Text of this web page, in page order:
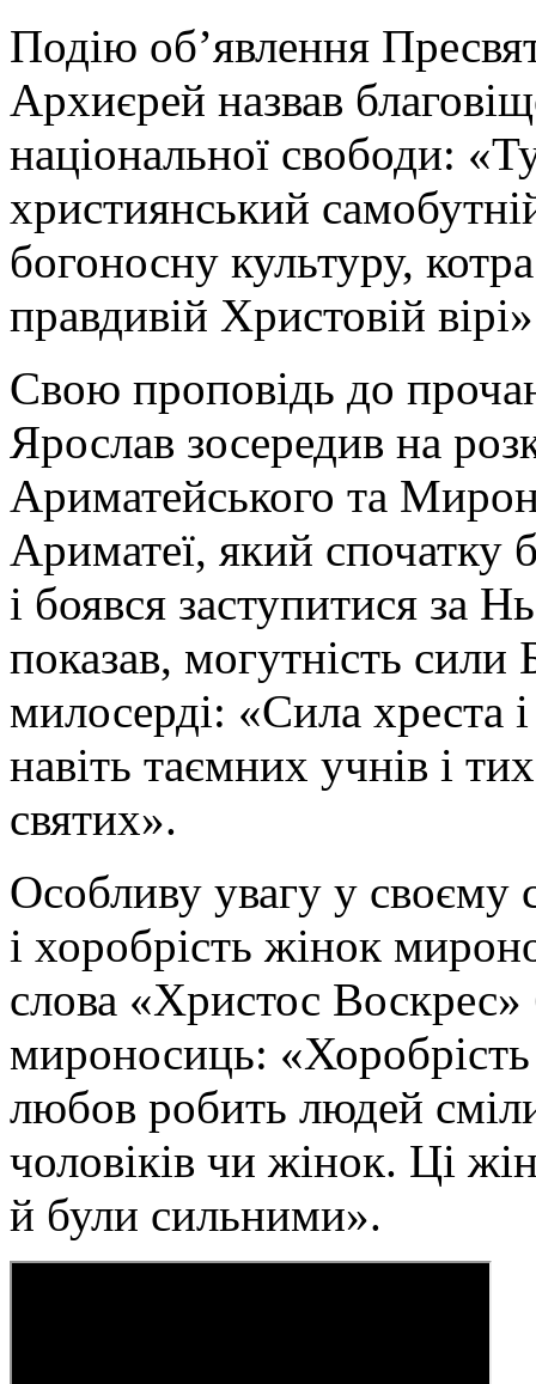
Подію об’явлення
Архиєрей назвав
національної свободи:
християнський
богоносну культуру,
правдивій Христовій
Свою проповідь до
Ярослав зосередив на
Ариматейського та
Ариматеї, який спочатку
і боявся заступитися за
показав, могутність сили
милосерді: «Сила хреста
навіть таємних учнів і
святих».
Особливу увагу у своєму
і хоробрість жінок
слова «Христос
мироносиць: «Хоробрість
любов робить людей
чоловіків чи жінок. Ці
й були сильними».